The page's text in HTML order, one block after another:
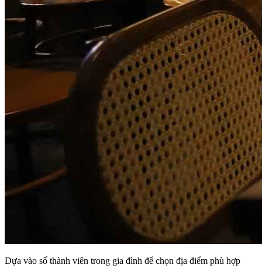
Dựa vào số thành viên trong gia đình để chọn địa điểm phù hợp